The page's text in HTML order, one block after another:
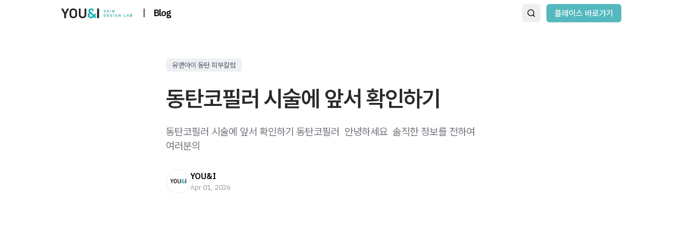
| Blog 플레이스 바로가기
유앤아이 동탄 피부칼럼
동탄코필러 시술에 앞서 확인하기
동탄코필러 시술에 앞서 확인하기 동탄코필러 ​ 안녕하세요 ​ 솔직한 정보를 전하여
여러분의
YOU&I
Apr 01, 2026